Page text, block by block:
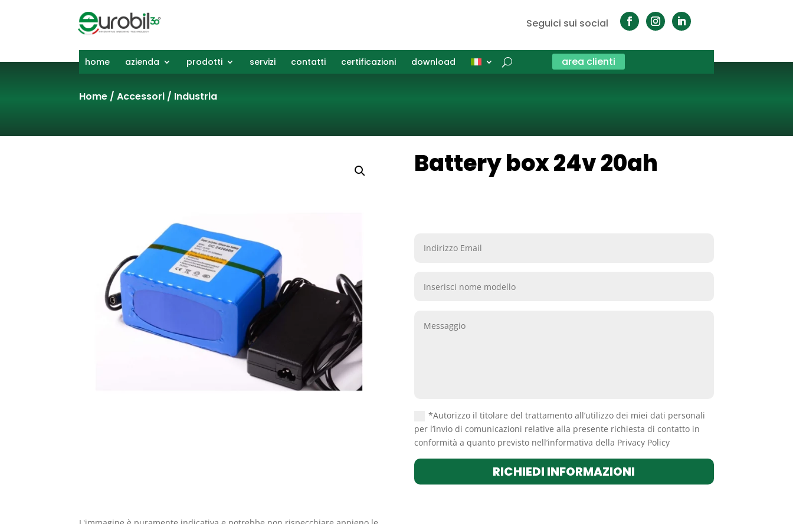
Seguici sui social
home azienda prodotti servizi contatti certificazioni download area clienti
Home /Accessori / Industria
Battery box 24v 20ah
*Autorizzo il titolare del trattamento all’utilizzo dei miei dati personali
per l’invio di comunicazioni relative alla presente richiesta di contatto in
conformità a quanto previsto nell’informativa della Privacy Policy
RICHIEDI INFORMAZIONI